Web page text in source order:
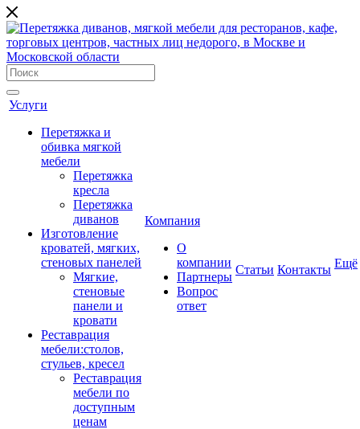
Услуги
Перетяжка и
обивка мягкой
мебели
Перетяжка
кресла
Перетяжка
диванов
Изготовление
кроватей, мягких,
стеновых панелей
Мягкие,
стеновые
панели и
кровати
Реставрация
мебели:столов,
стульев, кресел
Реставрация
мебели по
доступным
ценам
Компания
О
компании
Партнеры
Вопрос
ответ
Cтатьи Контакты Ещё